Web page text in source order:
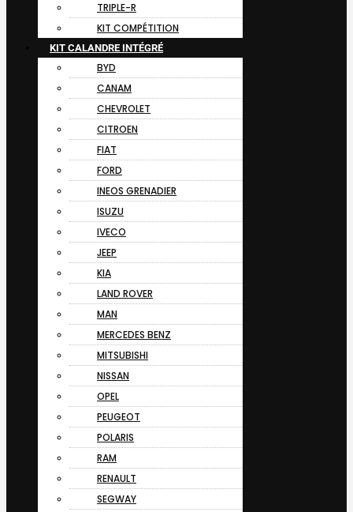
TRIPLE-R
KIT COMPÉTITION
KIT CALANDRE INTÉGRÉ
BYD
CANAM
CHEVROLET
CITROEN
FIAT
FORD
INEOS GRENADIER
ISUZU
IVECO
JEEP
KIA
LAND ROVER
MAN
MERCEDES BENZ
MITSUBISHI
NISSAN
OPEL
PEUGEOT
POLARIS
RAM
RENAULT
SEGWAY